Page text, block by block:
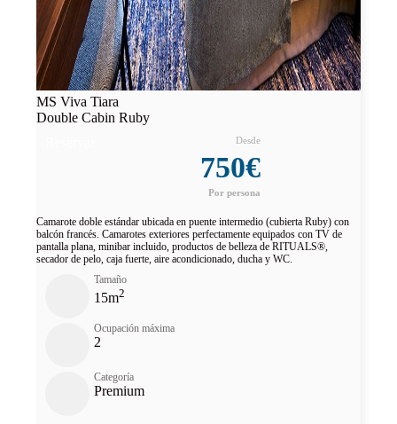
MS Viva Tiara
Double Cabin Ruby
750€
Camarote doble estándar ubicada en puente intermedio (cubierta Ruby) con
balcón francés. Camarotes exteriores perfectamente equipados con TV de
pantalla plana, minibar incluido, productos de belleza de RITUALS®,
secador de pelo, caja fuerte, aire acondicionado, ducha y WC.
Tamaño
15m2
Ocupación máxima
2
Categoría
Premium